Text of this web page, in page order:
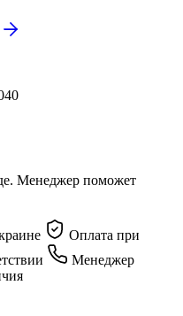
Менеджер поможет
Оплата при
Менеджер